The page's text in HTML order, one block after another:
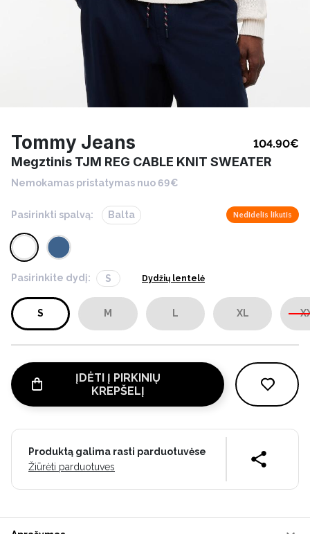
Tommy Jeans 104.90€
Megztinis TJM REG CABLE KNIT SWEATER
Nemokamas pristatymas nuo 69€
Pasirinkti spalvą: Balta Nedidelis likutis
Pasirinkite dydį: S Dydžių lentelė
S M L XL
ĮDĖTI Į PIRKINIŲ
KREPŠELĮ
Produktą galima rasti parduotuvėse
Žiūrėti parduotuves